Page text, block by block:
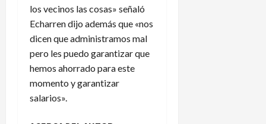
los vecinos las cosas» señaló
Echarren dijo además que «nos
dicen que administramos mal
pero les puedo garantizar que
hemos ahorrado para este
momento y garantizar
salarios».